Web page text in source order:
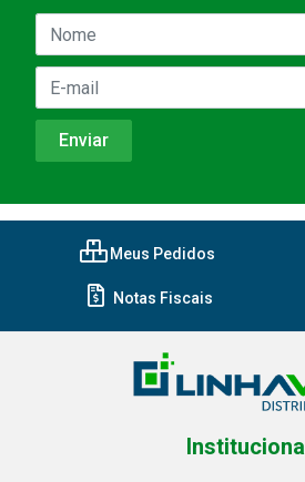
Meus Pedidos
Notas Fiscais
Institucional